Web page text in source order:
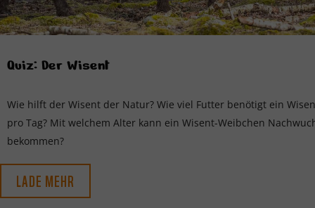
Quiz: Der Wisent
Wie hilft der Wisent der Natur? Wie viel Futter benötigt ein
pro Tag? Mit welchem Alter kann ein Wisent-Weibchen
bekommen?
LADE MEHR